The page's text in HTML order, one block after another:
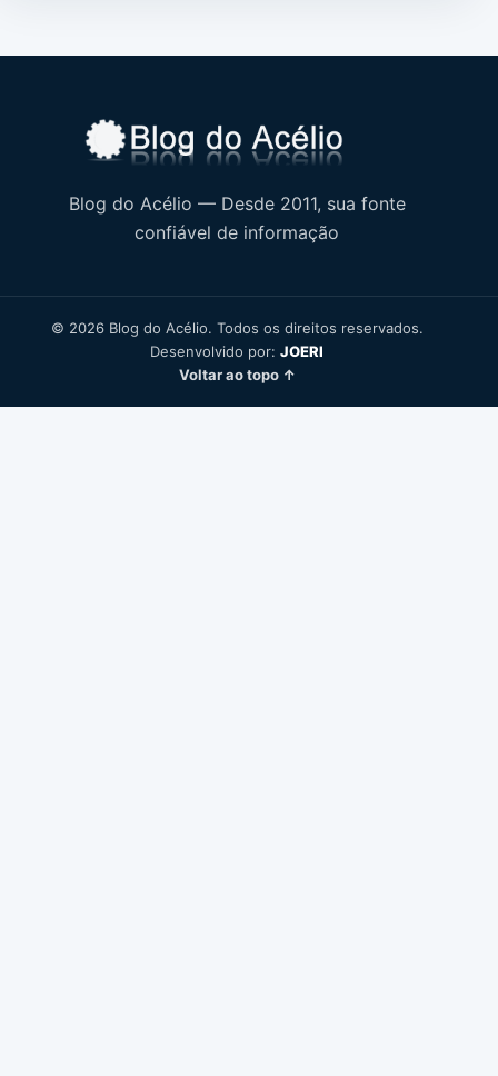
Blog do Acélio — Desde 2011, sua fonte
confiável de informação
© 2026 Blog do Acélio. Todos os direitos reservados.
Desenvolvido por: JOERI
Voltar ao topo ↑